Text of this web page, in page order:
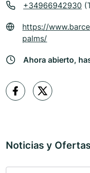
+34966942930
https://
palms/
Ahora abierto,
Noticias y